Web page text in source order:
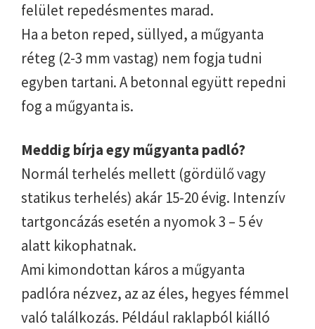
felület repedésmentes marad.
Ha a beton reped, süllyed, a műgyanta
réteg (2-3 mm vastag) nem fogja tudni
egyben tartani. A betonnal együtt repedni
fog a műgyanta is.
Meddig bírja egy műgyanta padló?
Normál terhelés mellett (gördülő vagy
statikus terhelés) akár 15-20 évig. Intenzív
tartgoncázás esetén a nyomok 3 – 5 év
alatt kikophatnak.
Ami kimondottan káros a műgyanta
padlóra nézvez, az az éles, hegyes fémmel
való találkozás. Például raklapból kiálló